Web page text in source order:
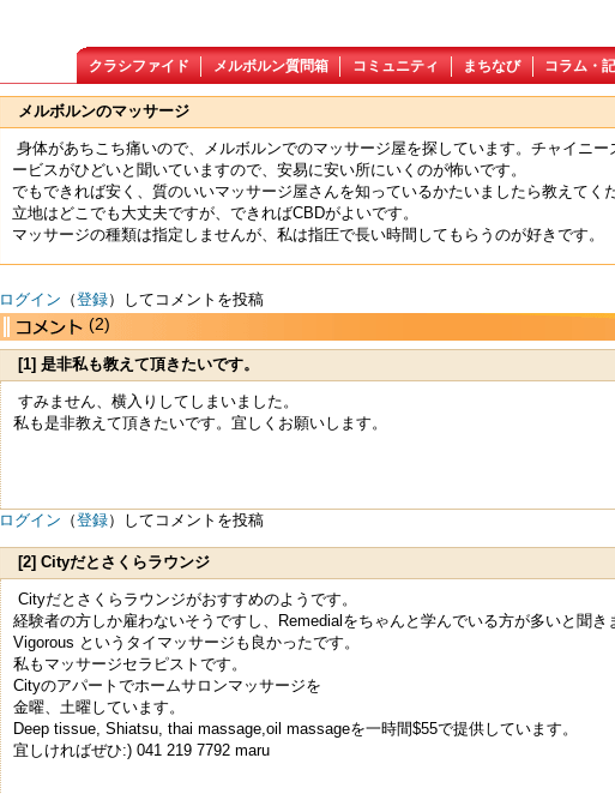
クラシファイド メルボルン質問箱 コミュニティ まちなび コラム・
メルボルンのマッサージ
身体があちこち痛いので、メルボルンでのマッサージ屋を探しています。チャイニー
ービスがひどいと聞いていますので、安易に安い所にいくのが怖いです。
でもできれば安く、質のいいマッサージ屋さんを知っているかたいましたら教えてくだ
立地はどこでも大丈夫ですが、できればCBDがよいです。
マッサージの種類は指定しませんが、私は指圧で長い時間してもらうのが好きです。
ログイン （登録）してコメントを投稿
(2)
[1] 是非私も教えて頂きたいです。
すみません、横入りしてしまいました。
私も是非教えて頂きたいです。宜しくお願いします。
ログイン （登録）してコメントを投稿
[2] Cityだとさくらラウンジ
Cityだとさくらラウンジがおすすめのようです。
経験者の方しか雇わないそうですし、Remedialをちゃんと学んでいる方が多いと聞き
Vigorous というタイマッサージも良かったです。
私もマッサージセラピストです。
Cityのアパートでホームサロンマッサージを
金曜、土曜しています。
Deep tissue, Shiatsu, thai massage,oil massageを一時間$55で提供しています。
宜しければぜひ:) 041 219 7792 maru